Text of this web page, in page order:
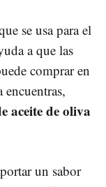
se usa para el
a que las
comprar en
encuentras,
aceite de oliva
un sabor